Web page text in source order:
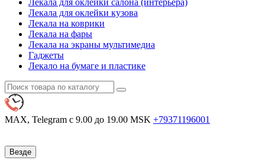
Лекала для оклейки салона (интерьера)
Лекала для оклейки кузова
Лекала на коврики
Лекала на фары
Лекала на экраны мультимедиа
Гаджеты
Лекало на бумаге и пластике
MAX, Telegram с 9.00 до 19.00 MSK +79371196001
Везде